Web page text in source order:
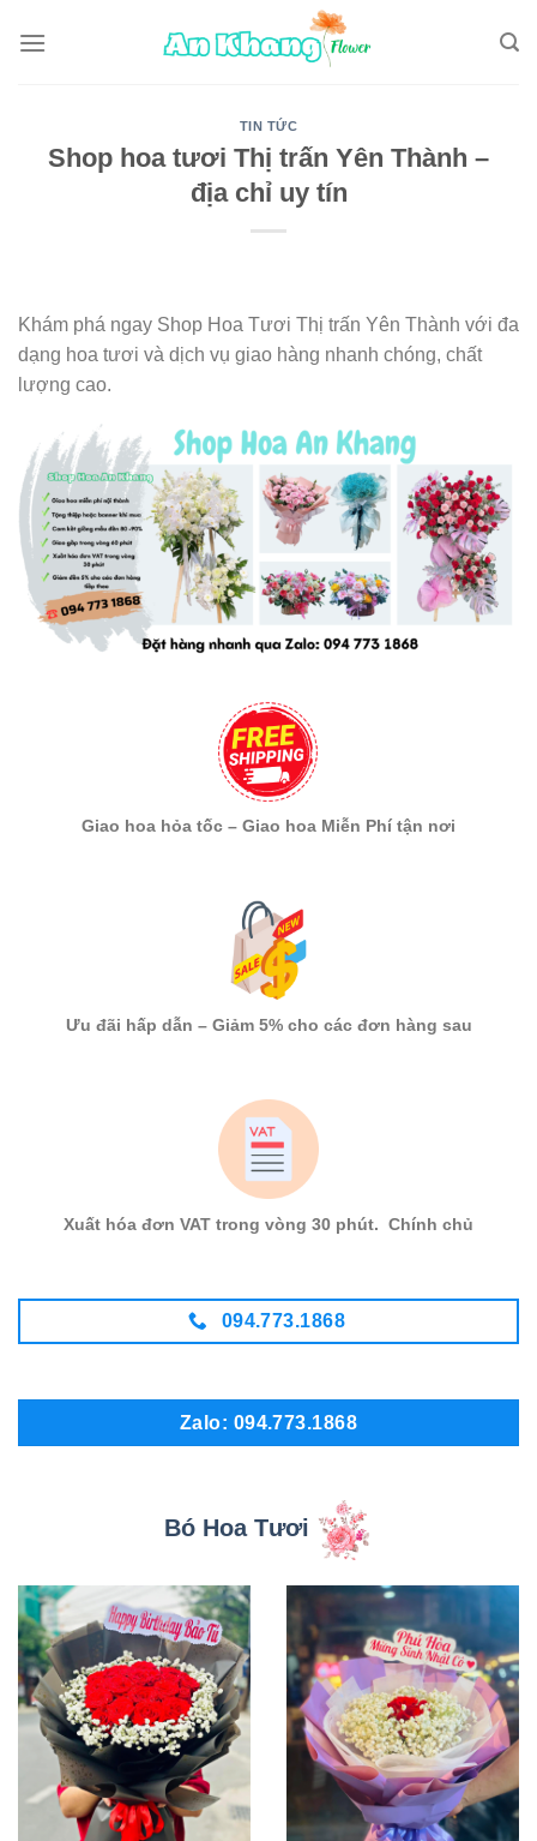
TIN TỨC
Shop hoa tươi Thị trấn Yên Thành –
địa chỉ uy tín
Khám phá ngay Shop Hoa Tươi Thị trấn Yên Thành với đa
dạng hoa tươi và dịch vụ giao hàng nhanh chóng, chất
lượng cao.
Giao hoa hỏa tốc – Giao hoa Miễn Phí tận nơi
Ưu đãi hấp dẫn – Giảm 5% cho các đơn hàng sau
Xuất hóa đơn VAT trong vòng 30 phút. Chính chủ
094.773.1868
Zalo: 094.773.1868
Bó Hoa Tươi